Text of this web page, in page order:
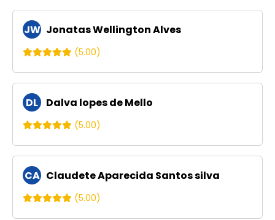
JW Jonatas Wellington Alves
(5.00)
DL Dalva lopes de Mello
(5.00)
CA Claudete Aparecida Santos silva
(5.00)